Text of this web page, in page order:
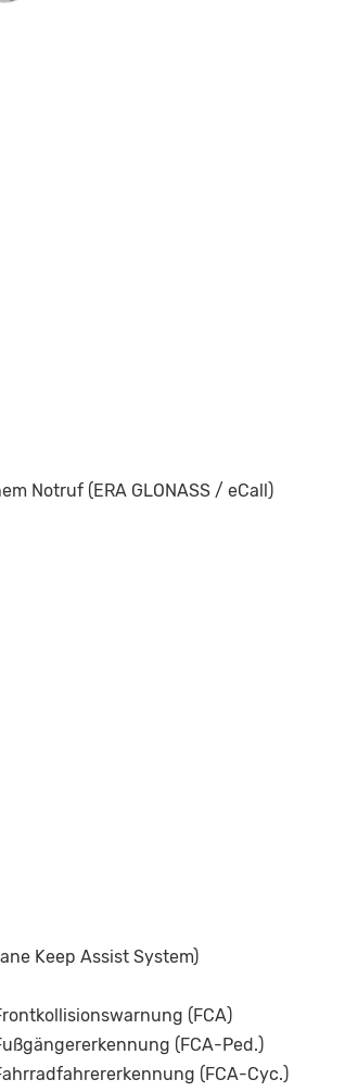
Notruf (ERA GLONASS / eCall)
Keep Assist System)
(FCA)
(FCA-Ped.)
(FCA-Cyc.)